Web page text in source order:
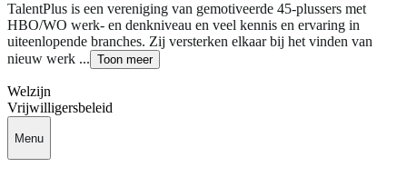
TalentPlus is een vereniging van gemotiveerde 45-plussers met
HBO/WO werk- en denkniveau en veel kennis en ervaring in
uiteenlopende branches. Zij versterken elkaar bij het vinden van
nieuw werk ... Toon meer
Welzijn
Vrijwilligersbeleid
Menu